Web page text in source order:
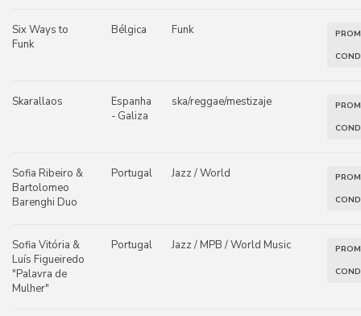
Six Ways to
Funk
Bélgica Funk
Skarallaos
Espanha
- Galiza
ska/reggae/mestizaje
Sofia Ribeiro &
Bartolomeo
Barenghi Duo
Portugal Jazz / World
Sofia Vitória &
Luís Figueiredo
"Palavra de
Mulher"
Portugal Jazz / MPB / World Music